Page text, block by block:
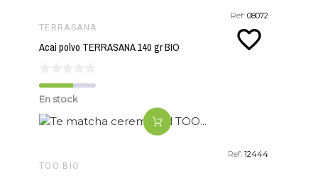
Ref:08072
TERRASANA
Acai polvo TERRASANA 140 gr BIO
En stock
Ref:12444
TOO BIO
favorite_border